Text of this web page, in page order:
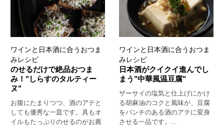
ワインと日本酒に合うおつま
みレシピ
のせるだけで絶品おつま
み！"しらすのタルティー
ヌ"
お腹にたまりつつ、酒のアテと
しても優秀な一皿です。具もオ
イルもたっぷりのせるのがお薦
ワインと日本酒に合うおつま
みレシピ
日本酒がクイクイ進んでし
まう"中華風温豆腐"
ザーサイの塩気と仕上げにかけ
る胡麻油のコクと風味が、豆腐
をパンチのある酒のアテに変身
させる一品です。...